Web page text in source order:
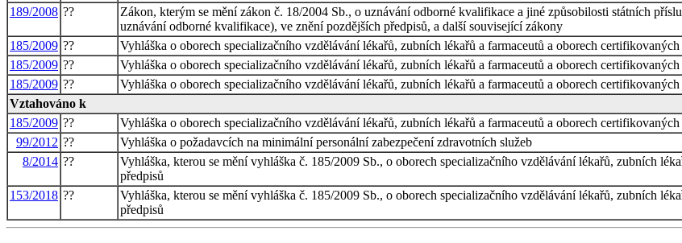
189/2008 ??
Zákon, kterým se mění zákon č. 18/2004 Sb., o uznávání odborné kvalifikace a jiné způsobilosti státních
uznávání odborné kvalifikace), ve znění pozdějších předpisů, a další související zákony
185/2009 ??
Vyhláška o oborech specializačního vzdělávání lékařů, zubních lékařů a farmaceutů a oborech
185/2009 ??
Vyhláška o oborech specializačního vzdělávání lékařů, zubních lékařů a farmaceutů a oborech
185/2009 ??
Vyhláška o oborech specializačního vzdělávání lékařů, zubních lékařů a farmaceutů a oborech
Vztahováno k
185/2009 ??
Vyhláška o oborech specializačního vzdělávání lékařů, zubních lékařů a farmaceutů a oborech
99/2012 ??
Vyhláška o požadavcích na minimální personální zabezpečení zdravotních služeb
8/2014 ??
Vyhláška, kterou se mění vyhláška č. 185/2009 Sb., o oborech specializačního vzdělávání lékařů, zubních
předpisů
153/2018 ??
Vyhláška, kterou se mění vyhláška č. 185/2009 Sb., o oborech specializačního vzdělávání lékařů, zubních
předpisů